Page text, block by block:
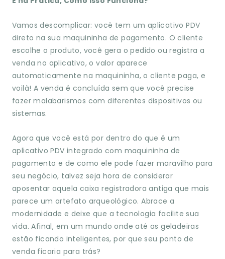
Vamos descomplicar: você tem um aplicativo PDV
direto na sua maquininha de pagamento. O cliente
escolhe o produto, você gera o pedido ou registra a
venda no aplicativo, o valor aparece
automaticamente na maquininha, o cliente paga, e
voilà! A venda é concluída sem que você precise
fazer malabarismos com diferentes dispositivos ou
sistemas.
Agora que você está por dentro do que é um
aplicativo PDV integrado com maquininha de
pagamento e de como ele pode fazer maravilho para
seu negócio, talvez seja hora de considerar
aposentar aquela caixa registradora antiga que mais
parece um artefato arqueológico. Abrace a
modernidade e deixe que a tecnologia facilite sua
vida. Afinal, em um mundo onde até as geladeiras
estão ficando inteligentes, por que seu ponto de
venda ficaria para trás?